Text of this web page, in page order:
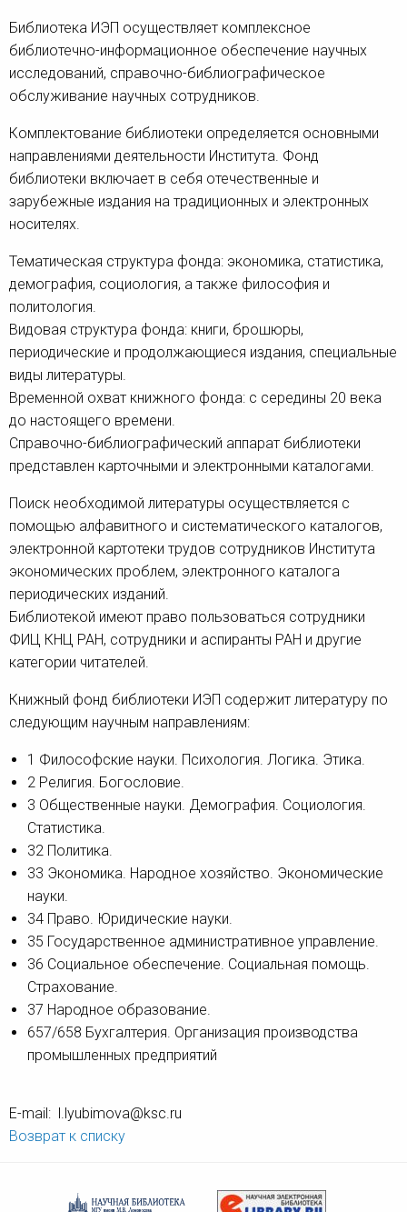
Библиотека ИЭП осуществляет комплексное
библиотечно-информационное обеспечение научных
исследований, справочно-библиографическое
обслуживание научных сотрудников.
Комплектование библиотеки определяется основными
направлениями деятельности Института. Фонд
библиотеки включает в себя отечественные и
зарубежные издания на традиционных и электронных
носителях.
Тематическая структура фонда: экономика, статистика,
демография, социология, а также философия и
политология.
Видовая структура фонда: книги, брошюры,
периодические и продолжающиеся издания, специальные
виды литературы.
Временной охват книжного фонда: с середины 20 века
до настоящего времени.
Справочно-библиографический аппарат библиотеки
представлен карточными и электронными каталогами.
Поиск необходимой литературы осуществляется с
помощью алфавитного и систематического каталогов,
электронной картотеки трудов сотрудников Института
экономических проблем, электронного каталога
периодических изданий.
Библиотекой имеют право пользоваться сотрудники
ФИЦ КНЦ РАН, сотрудники и аспиранты РАН и другие
категории читателей.
Книжный фонд библиотеки ИЭП содержит литературу по
следующим научным направлениям:
1 Философские науки. Психология. Логика. Этика.
2 Религия. Богословие.
3 Общественные науки. Демография. Социология.
Статистика.
32 Политика.
33 Экономика. Народное хозяйство. Экономические
науки.
34 Право. Юридические науки.
35 Государственное административное управление.
36 Социальное обеспечение. Социальная помощь.
Страхование.
37 Народное образование.
657/658 Бухгалтерия. Организация производства
промышленных предприятий
E-mail: l.lyubimova@ksc.ru
Возврат к списку